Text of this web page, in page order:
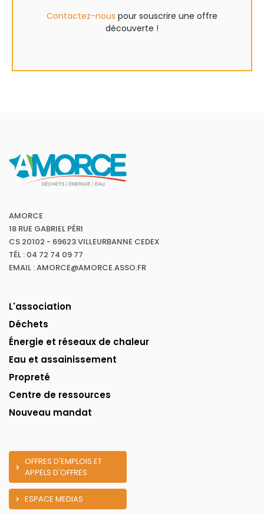
Contactez-nous pour souscrire une offre
découverte !
AMORCE
18 RUE GABRIEL PÉRI
CS 20102 - 69623 VILLEURBANNE CEDEX
TÉL : 04 72 74 09 77
EMAIL : AMORCE@AMORCE.ASSO.FR
L'association
Déchets
Énergie et réseaux de chaleur
Eau et assainissement
Propreté
Centre de ressources
Nouveau mandat
OFFRES D'EMPLOIS ET
APPELS D'OFFRES
ESPACE MEDIAS